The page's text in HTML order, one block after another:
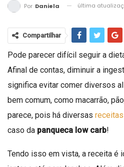
Por Daniela última
Compartilhar
Pode parecer difícil seguir a
Afinal de contas, diminuir a
significa evitar comer diversos
bem comum, como macarrão,
parece, pois há diversas receitas
caso da panqueca low carb!
Tendo isso em vista, a receita é